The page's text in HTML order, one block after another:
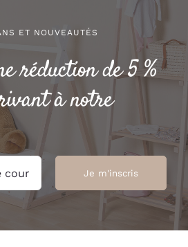
ET NOUVEAUTÉS
réduction de 5 %
à notre